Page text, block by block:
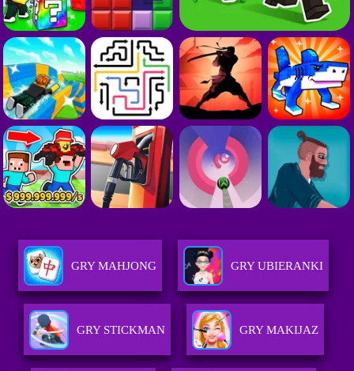
GRY MAHJONG GRY UBIERANKI
GRY STICKMAN GRY MAKIJAZ